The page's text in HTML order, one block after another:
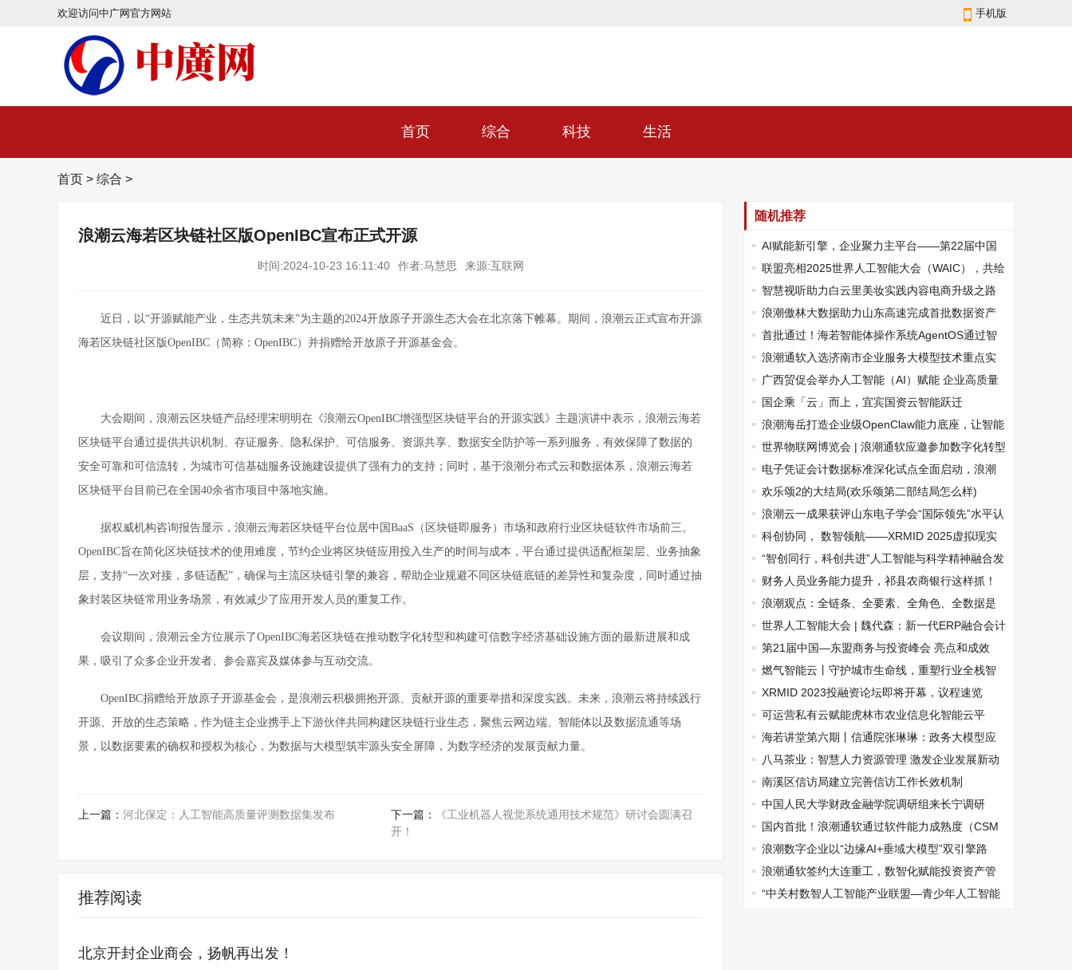
欢迎访问中广网官方网站 手机版
首页 综合 科技 生活
首页 > 综合 >
浪潮云海若区块链社区版OpenIBC宣布正式开源
时间:2024-10-23 16:11:40 作者:马慧思 来源:互联网
近日，以“开源赋能产业，生态共筑未来”为主题的2024开放原子开源生态大会在北京落下帷幕。期间，浪潮云正式宣布开源
海若区块链社区版OpenIBC（简称：OpenIBC）并捐赠给开放原子开源基金会。
大会期间，浪潮云区块链产品经理宋明明在《浪潮云OpenIBC增强型区块链平台的开源实践》主题演讲中表示，浪潮云海若
区块链平台通过提供共识机制、存证服务、隐私保护、可信服务、资源共享、数据安全防护等一系列服务，有效保障了数据的
安全可靠和可信流转，为城市可信基础服务设施建设提供了强有力的支持；同时，基于浪潮分布式云和数据体系，浪潮云海若
区块链平台目前已在全国40余省市项目中落地实施。
据权威机构咨询报告显示，浪潮云海若区块链平台位居中国BaaS（区块链即服务）市场和政府行业区块链软件市场前三。
OpenIBC旨在简化区块链技术的使用难度，节约企业将区块链应用投入生产的时间与成本，平台通过提供适配框架层、业务抽象
层，支持“一次对接，多链适配”，确保与主流区块链引擎的兼容，帮助企业规避不同区块链底链的差异性和复杂度，同时通过抽
象封装区块链常用业务场景，有效减少了应用开发人员的重复工作。
会议期间，浪潮云全方位展示了OpenIBC海若区块链在推动数字化转型和构建可信数字经济基础设施方面的最新进展和成
果，吸引了众多企业开发者、参会嘉宾及媒体参与互动交流。
OpenIBC捐赠给开放原子开源基金会，是浪潮云积极拥抱开源、贡献开源的重要举措和深度实践。未来，浪潮云将持续践行
开源、开放的生态策略，作为链主企业携手上下游伙伴共同构建区块链行业生态，聚焦云网边端、智能体以及数据流通等场
景，以数据要素的确权和授权为核心，为数据与大模型筑牢源头安全屏障，为数字经济的发展贡献力量。
上一篇： 河北保定：人工智能高质量评测数据集发布 下一篇：
《工业机器人视觉系统通用技术规范》研讨会圆满召
开！
推荐阅读
北京开封企业商会，扬帆再出发！
随机推荐
AI赋能新引擎，企业聚力主平台——第22届中国
—东盟商务与投资峰会即将启幕
联盟亮相2025世界人工智能大会（WAIC），共绘
AI产业发展新蓝图
智慧视听助力白云里美妆实践内容电商升级之路
浪潮傲林大数据助力山东高速完成首批数据资产
入表！
首批通过！海若智能体操作系统AgentOS通过智
能体平台能力专项测试
浪潮通软入选济南市企业服务大模型技术重点实
验室广西贸促会举办人工智能（AI）赋能 企业高质量
发展专题讲座
国企乘「云」而上，宜宾国资云智能跃迁
浪潮海岳打造企业级OpenClaw能力底座，让智能
体从“对话”走向“执行”
世界物联网博览会 | 浪潮通软应邀参加数字化转型
高质量发展论坛
电子凭证会计数据标准深化试点全面启动，浪潮
海岳财务云保驾护航！
欢乐颂2的大结局(欢乐颂第二部结局怎么样)
浪潮云一成果获评山东电子学会“国际领先”水平认
定科创协同， 数智领航——XRMID 2025虚拟现实
及元宇宙产业创新发展活动圆满举办
“智创同行，科创共进”人工智能与科学精神融合发
展交流沙龙举办
财务人员业务能力提升，祁县农商银行这样抓！
浪潮观点：全链条、全要素、全角色、全数据是
司库建设的四大趋势
世界人工智能大会 | 魏代森：新一代ERP融合会计
科技支撑财务数字化变革
第21届中国—东盟商务与投资峰会 亮点和成效
燃气智能云丨守护城市生命线，重塑行业全栈智
能服务
XRMID 2023投融资论坛即将开幕，议程速览
可运营私有云赋能虎林市农业信息化智能云平
台，构建智慧农业新范式
海若讲堂第六期丨信通院张琳琳：政务大模型应
用趋势洞察
八马茶业：智慧人力资源管理 激发企业发展新动
能南溪区信访局建立完善信访工作长效机制
中国人民大学财政金融学院调研组来长宁调研
国内首批！浪潮通软通过软件能力成熟度（CSM
M）四级评估
浪潮数字企业以“边缘AI+垂域大模型”双引擎路
径，赋能制造业高质量发展
浪潮通软签约大连重工，数智化赋能投资资产管
理全链革新
“中关村数智人工智能产业联盟—青少年人工智能